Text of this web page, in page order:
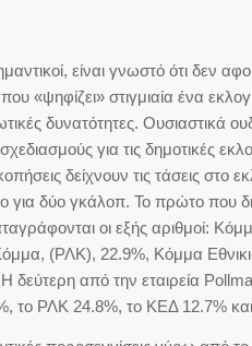
είναι γνωστό ότι δεν
«ψηφίζει» στιγμιαία ένα
δυνατότητες. Ουσιαστικά
για τις δημοτικές
δείχνουν τις τάσεις στο
για δύο γκάλοπ. Το πρώτο που
οι εξής αριθμοί:
(ΡΛΚ), 22.9%, Κόμμα
δεύτερη από την εταιρεία
το ΡΛΚ 24.8%, το ΚΕΔ 12.7%